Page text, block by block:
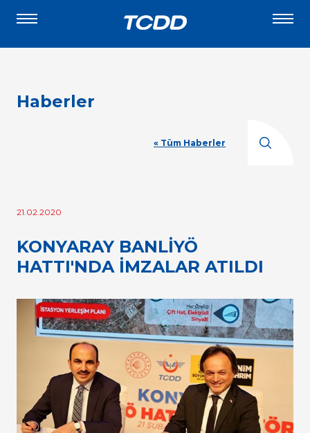
Haberler
« Tüm Haberler
21.02.2020
KONYARAY BANLİYÖ
HATTI'NDA İMZALAR ATILDI